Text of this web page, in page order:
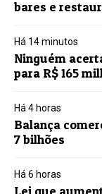
bares e
Há 14 minutos
Ninguém
para R$ 165
Há 4 horas
Balança
7 bilhões
Há 6 horas
Lei que